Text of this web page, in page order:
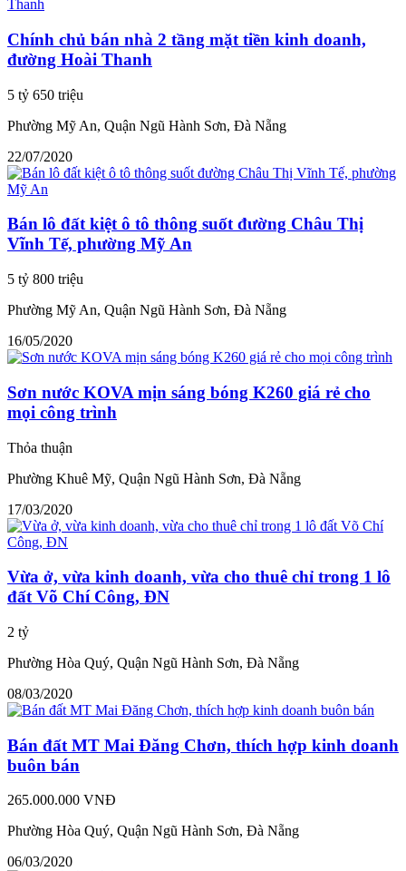
Chính chủ bán nhà 2 tầng mặt tiền kinh doanh,
đường Hoài Thanh
5 tỷ 650 triệu
Phường Mỹ An, Quận Ngũ Hành Sơn, Đà Nẵng
22/07/2020
Bán lô đất kiệt ô tô thông suốt đường Châu Thị
Vĩnh Tế, phường Mỹ An
5 tỷ 800 triệu
Phường Mỹ An, Quận Ngũ Hành Sơn, Đà Nẵng
16/05/2020
Sơn nước KOVA mịn sáng bóng K260 giá rẻ cho
mọi công trình
Thỏa thuận
Phường Khuê Mỹ, Quận Ngũ Hành Sơn, Đà Nẵng
17/03/2020
Vừa ở, vừa kinh doanh, vừa cho thuê chỉ trong 1 lô
đất Võ Chí Công, ĐN
2 tỷ
Phường Hòa Quý, Quận Ngũ Hành Sơn, Đà Nẵng
08/03/2020
Bán đất MT Mai Đăng Chơn, thích hợp kinh doanh
buôn bán
265.000.000 VNĐ
Phường Hòa Quý, Quận Ngũ Hành Sơn, Đà Nẵng
06/03/2020